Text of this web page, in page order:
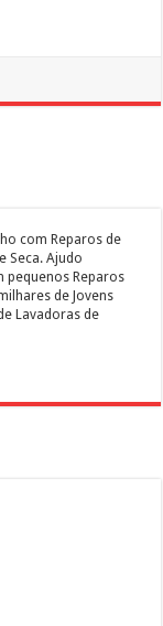
com Reparos de
Seca. Ajudo
pequenos Reparos
de Jovens
Lavadoras de